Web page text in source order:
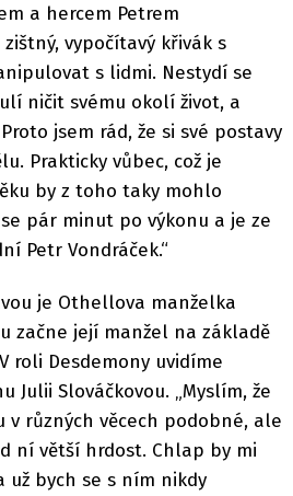
a hercem Petrem
vypočítavý křivák s
s lidmi. Nestydí se
ničit svému okolí život, a
jsem rád, že si své postavy
Prakticky vůbec, což je
by z toho taky mohlo
pár minut po výkonu a je ze
Petr Vondráček.“
je Othellova manželka
začne její manžel na základě
roli Desdemony uvidíme
Julii Slováčkovou. „Myslím, že
v různých věcech podobné, ale
ní větší hrdost. Chlap by mi
už bych se s ním nikdy